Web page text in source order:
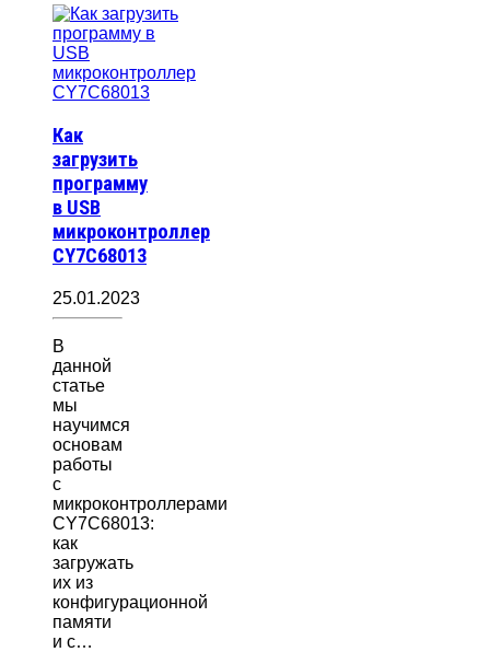
Как
загрузить
программу
в USB
микроконтроллер
CY7C68013
25.01.2023
В
данной
статье
мы
научимся
основам
работы
с
микроконтроллерами
CY7C68013:
как
загружать
их из
конфигурационной
памяти
и с…